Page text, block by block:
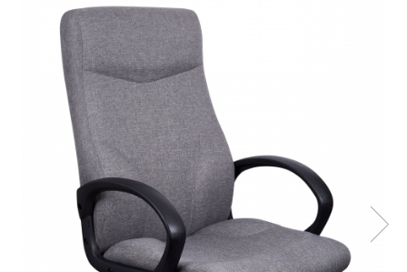
MAPE DE BIROU
CLIPBOARD-URI
ARTICOLE DIN HARTIE
HARTIE PENTRU COPIATOR SI
IMPRIMANTA
HARTIE & CARTON COLOR
TIPIZATE & HARTII OPERATIONALE
PLICURI PENTRU CORESPONDENTA,
DOCUMENTE & SPECIALE
ETICHETE AUTOADEZIVE
CUBURI DIN HARTIE & CUBURI